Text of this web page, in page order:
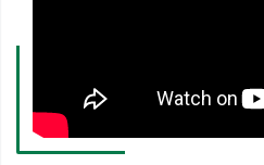
oméga-9, desacides gras
faut simplement veiller à
cuillères à café par jour.